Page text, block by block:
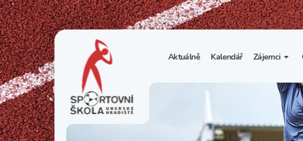
Aktuálně Kalendář Zájemci
1. třída
Sportovní